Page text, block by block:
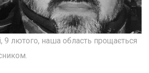
9 лютого, наша область прощається